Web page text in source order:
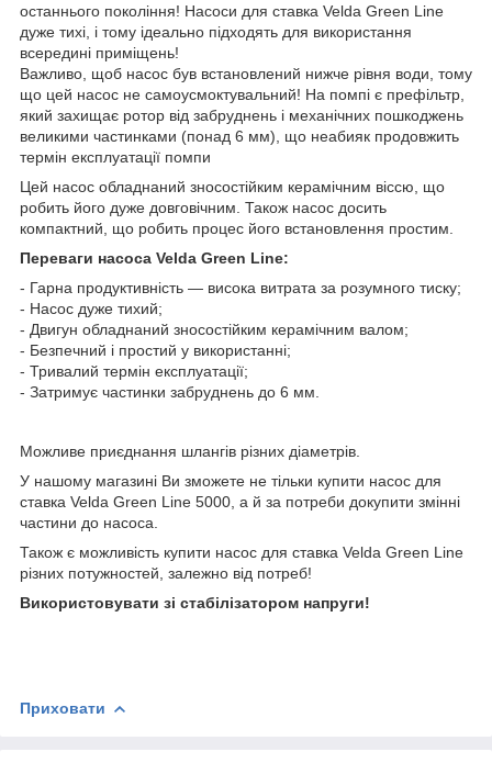
останнього покоління! Насоси для ставка Velda Green Line
дуже тихі, і тому ідеально підходять для використання
всередині приміщень!
Важливо, щоб насос був встановлений нижче рівня води, тому
що цей насос не самоусмоктувальний! На помпі є префільтр,
який захищає ротор від забруднень і механічних пошкоджень
великими частинками (понад 6 мм), що неабияк продовжить
термін експлуатації помпи
Цей насос обладнаний зносостійким керамічним віссю, що
робить його дуже довговічним. Також насос досить
компактний, що робить процес його встановлення простим.
Переваги насоса Velda Green Line:
- Гарна продуктивність — висока витрата за розумного тиску;
- Насос дуже тихий;
- Двигун обладнаний зносостійким керамічним валом;
- Безпечний і простий у використанні;
- Тривалий термін експлуатації;
- Затримує частинки забруднень до 6 мм.
Можливе приєднання шлангів різних діаметрів.
У нашому магазині Ви зможете не тільки купити насос для
ставка Velda Green Line 5000, а й за потреби докупити змінні
частини до насоса.
Також є можливість купити насос для ставка Velda Green Line
різних потужностей, залежно від потреб!
Використовувати зі стабілізатором напруги!
Приховати